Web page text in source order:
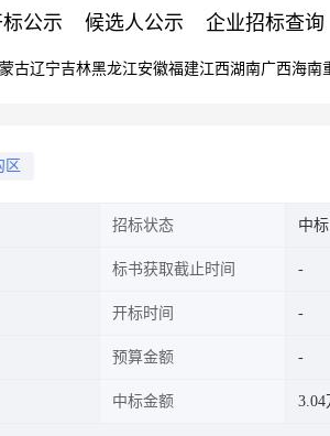
标公示 候选人公示 企业招标查询
古辽宁吉林黑龙江安徽福建江西湖南广西海南
区
招标状态 中
标书获取截止时间
开标时间
预算金额
中标金额 3.04